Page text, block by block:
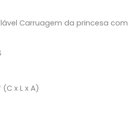
Carruagem da princesa com
x L x A)